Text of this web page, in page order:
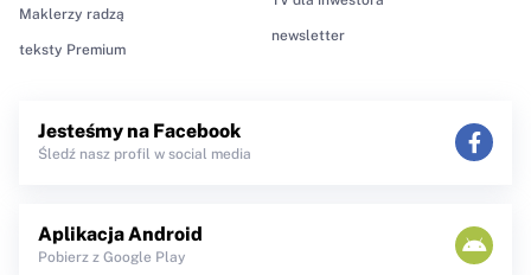
Maklerzy radzą
teksty Premium
newsletter
Jesteśmy na Facebook
Śledź nasz profil w social media
Aplikacja Android
Pobierz z Google Play